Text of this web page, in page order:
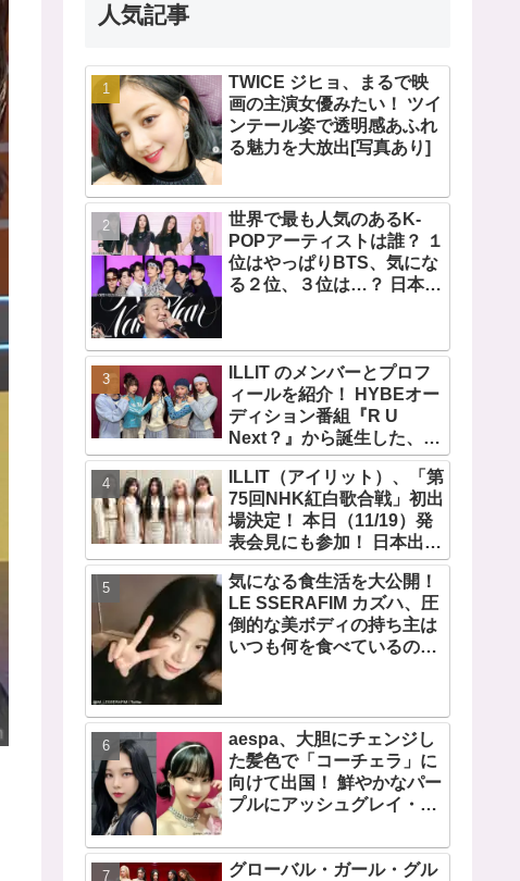
人気記事
TWICE ジヒョ、まるで映
画の主演女優みたい！ ツイ
ンテール姿で透明感あふれ
る魅力を大放出[写真あり]
世界で最も人気のあるK-
POPアーティストは誰？ １
位はやっぱりBTS、気にな
る２位、３位は…？ 日本の
の個性あふれるデータに注
目殺到
ILLIT のメンバーとプロフ
ィールを紹介！ HYBEオー
ディション番組『R U
Next？』から誕生した、日
本人のイロハとモカを含む
5人組ガールズグループ！
デビュー曲「Magnetic」が
いきなりの大ヒット
ILLIT（アイリット）、「第
75回NHK紅白歌合戦」初出
場決定！ 本日（11/19）発
表会見にも参加！ 日本出身
のイロハとモカ、意気込み
を語る「ずっと夢見てたス
テージ…嬉しくて光栄」
気になる食生活を大公開！
LE SSERAFIM カズハ、圧
倒的な美ボディの持ち主は
いつも何を食べているの？
aespa、大胆にチェンジし
た髪色で「コーチェラ」に
向けて出国！ 鮮やかなパー
プルにアッシュグレイ・・
ターと完全一致のその姿に
悶絶
グローバル・ガール・グル